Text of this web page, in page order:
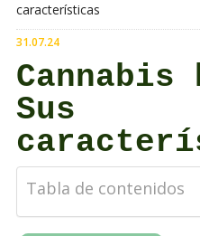
características
31.07.24
Sus
Tabla de contenidos